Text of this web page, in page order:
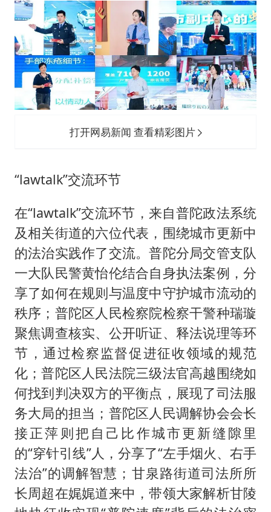
打开网易新闻 查看精彩图片
“lawtalk”交流环节
在“lawtalk”交流环节，来自普陀政法系统
及相关街道的六位代表，围绕城市更新中
的法治实践作了交流。普陀分局交管支队
一大队民警黄怡伦结合自身执法案例，分
享了如何在规则与温度中守护城市流动的
秩序；普陀区人民检察院检察干警种瑞璇
聚焦调查核实、公开听证、释法说理等环
节，通过检察监督促进征收领域的规范
化；普陀区人民法院三级法官高越围绕如
何找到判决双方的平衡点，展现了司法服
务大局的担当；普陀区人民调解协会会长
接正萍则把自己比作城市更新缝隙里
的“穿针引线”人，分享了“左手烟火、右手
法治”的调解智慧；甘泉路街道司法所所
长周超在娓娓道来中，带领大家解析甘陵